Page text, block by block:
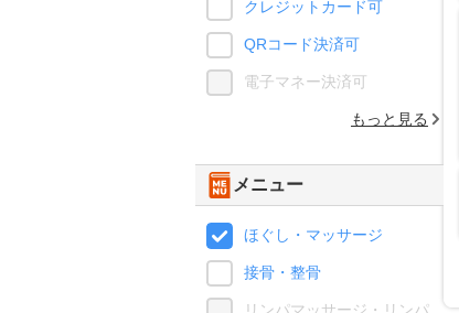
クレジットカード可
QRコード決済可
電子マネー決済可
もっと見る
メニュー
ほぐし・マッサージ
接骨・整骨
リンパマッサージ・リンパ